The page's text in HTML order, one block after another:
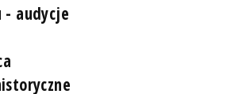
- audycje